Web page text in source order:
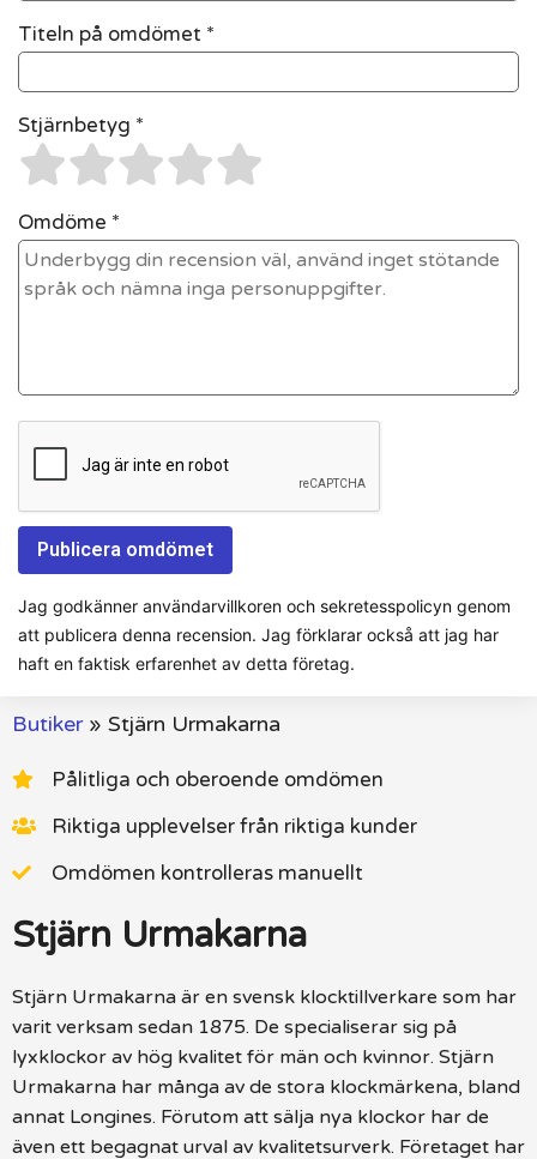
Titeln på omdömet *
Stjärnbetyg *
Omdöme *
Jag godkänner användarvillkoren och sekretesspolicyn genom
att publicera denna recension. Jag förklarar också att jag har
haft en faktisk erfarenhet av detta företag.
Butiker» Stjärn Urmakarna
Pålitliga och oberoende omdömen
Riktiga upplevelser från riktiga kunder
Omdömen kontrolleras manuellt
Stjärn Urmakarna
Stjärn Urmakarna är en svensk klocktillverkare som har
varit verksam sedan 1875. De specialiserar sig på
lyxklockor av hög kvalitet för män och kvinnor. Stjärn
Urmakarna har många av de stora klockmärkena, bland
annat Longines. Förutom att sälja nya klockor har de
även ett begagnat urval av kvalitetsurverk. Företaget har